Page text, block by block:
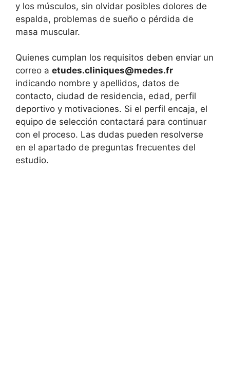
y los músculos, sin olvidar posibles dolores de
espalda, problemas de sueño o pérdida de
masa muscular.
Quienes cumplan los requisitos deben enviar un
correo a etudes.cliniques@medes.fr
indicando nombre y apellidos, datos de
contacto, ciudad de residencia, edad, perfil
deportivo y motivaciones. Si el perfil encaja, el
equipo de selección contactará para continuar
con el proceso. Las dudas pueden resolverse
en el apartado de preguntas frecuentes del
estudio.